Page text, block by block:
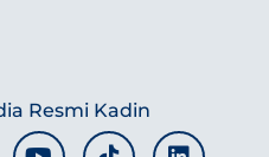
Resmi Kadin